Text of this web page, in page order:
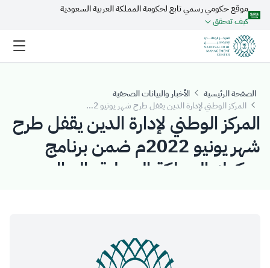
تخطي إلى المحتوى الرئيسي
موقع حكومي رسمي تابع لحكومة المملكة العربية السعودية
كيف تتحقق
الصفحة الرئيسية
الأخبار والبيانات الصحفية
المركز الوطني لإدارة الدين يقفل طرح شهر يونيو 2022م ضمن برنامج صكوك المملكة المحلية بالريال السعودي بمبلغ إجمالي قدره (5.442) مليار ريال سعودي
المركز الوطني لإدارة الدين يقفل طرح
شهر يونيو 2022م ضمن برنامج
صكوك المملكة المحلية بالريال